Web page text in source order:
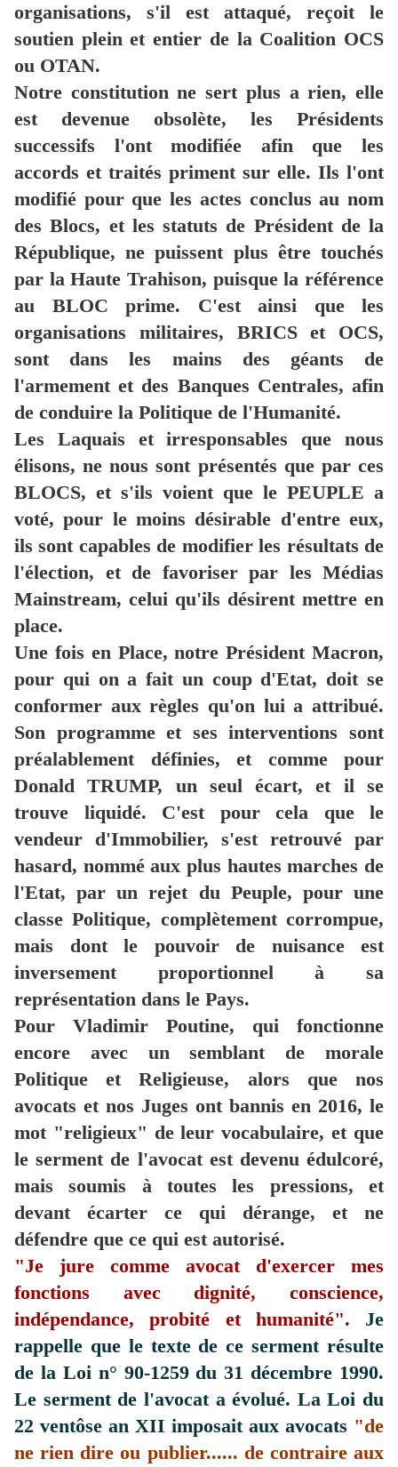
organisations, s'il est attaqué, reçoit le
soutien plein et entier de la Coalition OCS
ou OTAN.
Notre constitution ne sert plus a rien, elle
est devenue obsolète, les Présidents
successifs l'ont modifiée afin que les
accords et traités priment sur elle. Ils l'ont
modifié pour que les actes conclus au nom
des Blocs, et les statuts de Président de la
République, ne puissent plus être touchés
par la Haute Trahison, puisque la référence
au BLOC prime. C'est ainsi que les
organisations militaires, BRICS et OCS,
sont dans les mains des géants de
l'armement et des Banques Centrales, afin
de conduire la Politique de l'Humanité.
Les Laquais et irresponsables que nous
élisons, ne nous sont présentés que par ces
BLOCS, et s'ils voient que le PEUPLE a
voté, pour le moins désirable d'entre eux,
ils sont capables de modifier les résultats de
l'élection, et de favoriser par les Médias
Mainstream, celui qu'ils désirent mettre en
place.
Une fois en Place, notre Président Macron,
pour qui on a fait un coup d'Etat, doit se
conformer aux règles qu'on lui a attribué.
Son programme et ses interventions sont
préalablement définies, et comme pour
Donald TRUMP, un seul écart, et il se
trouve liquidé. C'est pour cela que le
vendeur d'Immobilier, s'est retrouvé par
hasard, nommé aux plus hautes marches de
l'Etat, par un rejet du Peuple, pour une
classe Politique, complètement corrompue,
mais dont le pouvoir de nuisance est
inversement proportionnel à sa
représentation dans le Pays.
Pour Vladimir Poutine, qui fonctionne
encore avec un semblant de morale
Politique et Religieuse, alors que nos
avocats et nos Juges ont bannis en 2016, le
mot "religieux" de leur vocabulaire, et que
le serment de l'avocat est devenu édulcoré,
mais soumis à toutes les pressions, et
devant écarter ce qui dérange, et ne
défendre que ce qui est autorisé.
"Je jure comme avocat d'exercer mes
fonctions avec dignité, conscience,
indépendance, probité et humanité". Je
rappelle que le texte de ce serment résulte
de la Loi n° 90-1259 du 31 décembre 1990.
Le serment de l'avocat a évolué. La Loi du
22 ventôse an XII imposait aux avocats "de
ne rien dire ou publier...... de contraire aux